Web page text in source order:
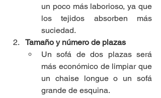
un poco más laborioso, ya que
los tejidos absorben más
suciedad.
Tamaño y número de plazas
Un sofá de dos plazas será
más económico de limpiar que
un chaise longue o un sofá
grande de esquina.